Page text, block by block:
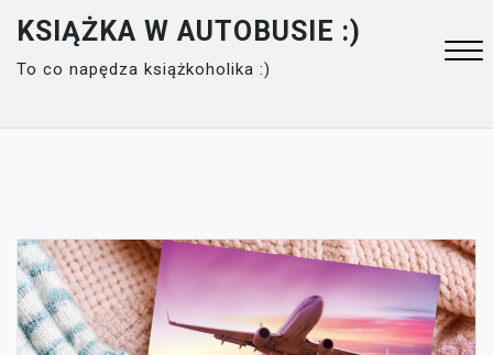
content
KSIĄŻKA W AUTOBUSIE :)
To co napędza książkoholika :)